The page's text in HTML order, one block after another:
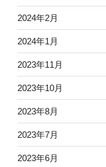
2024年2月
2024年1月
2023年11月
2023年10月
2023年8月
2023年7月
2023年6月